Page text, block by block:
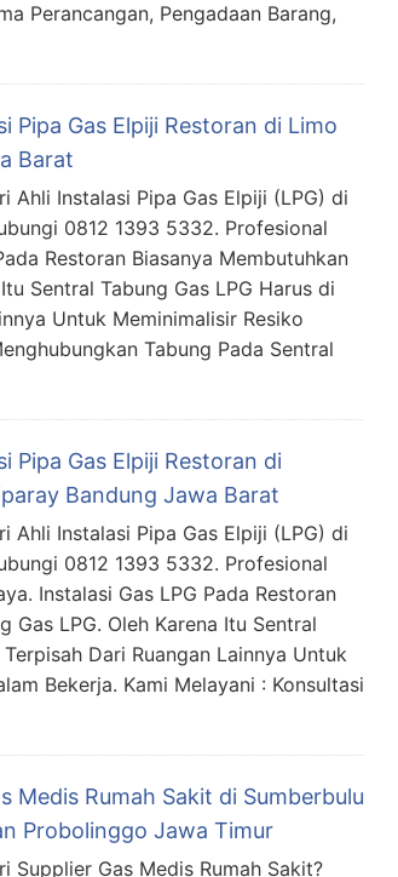
Perancangan, Pengadaan Barang,
Pipa Gas Elpiji Restoran di Limo
Barat
Ahli Instalasi Pipa Gas Elpiji (LPG) di
0812 1393 5332. Profesional
Restoran Biasanya Membutuhkan
Sentral Tabung Gas LPG Harus di
Untuk Meminimalisir Resiko
Tabung Pada Sentral
Pipa Gas Elpiji Restoran di
Bandung Jawa Barat
Ahli Instalasi Pipa Gas Elpiji (LPG) di
0812 1393 5332. Profesional
Instalasi Gas LPG Pada Restoran
Gas LPG. Oleh Karena Itu Sentral
Dari Ruangan Lainnya Untuk
Bekerja. Kami Melayani : Konsultasi
Medis Rumah Sakit di Sumberbulu
Probolinggo Jawa Timur
Supplier Gas Medis Rumah Sakit?